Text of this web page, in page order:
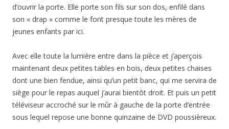
d’ouvrir la porte. Elle porte son fils sur son dos, enfilé dans
son « drap » comme le font presque toute les mères de
jeunes enfants par ici.
Avec elle toute la lumière entre dans la pièce et j’aperçois
maintenant deux petites tables en bois, deux petites chaises
dont une bien fendue, ainsi qu’un petit banc, qui me servira de
siège pour le repas auquel j’aurai bientôt droit. Et puis un petit
téléviseur accroché sur le mûr à gauche de la porte d’entrée
sous lequel repose une bonne quinzaine de DVD poussièreux.